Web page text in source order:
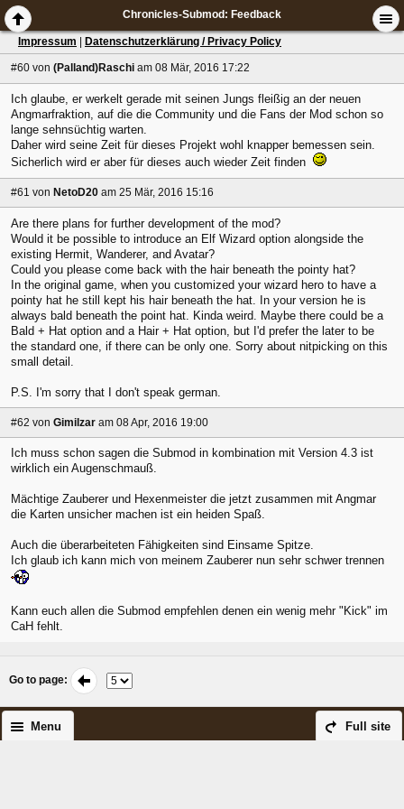
Chronicles-Submod: Feedback
Impressum Datenschutzerklärung / Privacy Policy
#60 von (Palland)Raschi am 08 Mär, 2016 17:22
Ich glaube, er werkelt gerade mit seinen Jungs fleißig an der neuen
Angmarfraktion, auf die die Community und die Fans der Mod schon so
lange sehnsüchtig warten.
Daher wird seine Zeit für dieses Projekt wohl knapper bemessen sein.
Sicherlich wird er aber für dieses auch wieder Zeit finden
#61 von NetoD20 am 25 Mär, 2016 15:16
Are there plans for further development of the mod?
Would it be possible to introduce an Elf Wizard option alongside the
existing Hermit, Wanderer, and Avatar?
Could you please come back with the hair beneath the pointy hat?
In the original game, when you customized your wizard hero to have a
pointy hat he still kept his hair beneath the hat. In your version he is
always bald beneath the point hat. Kinda weird. Maybe there could be a
Bald + Hat option and a Hair + Hat option, but I'd prefer the later to be
the standard one, if there can be only one. Sorry about nitpicking on this
small detail.
P.S. I'm sorry that I don't speak german.
#62 von Gimilzar am 08 Apr, 2016 19:00
Ich muss schon sagen die Submod in kombination mit Version 4.3 ist
wirklich ein Augenschmauß.
Mächtige Zauberer und Hexenmeister die jetzt zusammen mit Angmar
die Karten unsicher machen ist ein heiden Spaß.
Auch die überarbeiteten Fähigkeiten sind Einsame Spitze.
Ich glaub ich kann mich von meinem Zauberer nun sehr schwer trennen
Kann euch allen die Submod empfehlen denen ein wenig mehr "Kick" im
CaH fehlt.
Go to page:
Full site
Menu